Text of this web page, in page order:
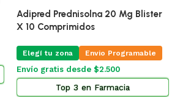
Adipred Prednisolna 20 Mg Blister
X 10 Comprimidos
Elegí tu zona Envio Programable
Envío gratis desde $2.500
Top 3 en Farmacia